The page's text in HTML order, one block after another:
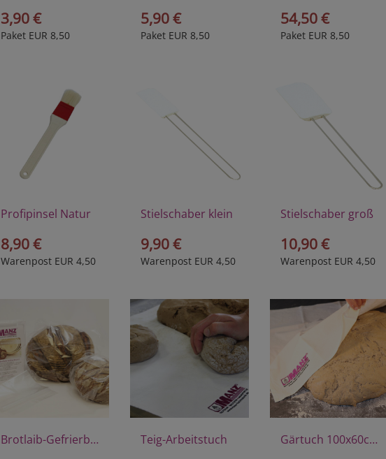
3,90 €
Paket EUR 8,50
5,90 €
Paket EUR 8,50
54,50 €
Paket EUR 8,50
Profipinsel Natur
8,90 €
Warenpost EUR 4,50
Stielschaber klein
9,90 €
Warenpost EUR 4,50
Stielschaber groß
10,90 €
Warenpost EUR 4,50
Brotlaib-Gefrierbeutel Teig-Arbeitstuch Gärtuch 100x60cm